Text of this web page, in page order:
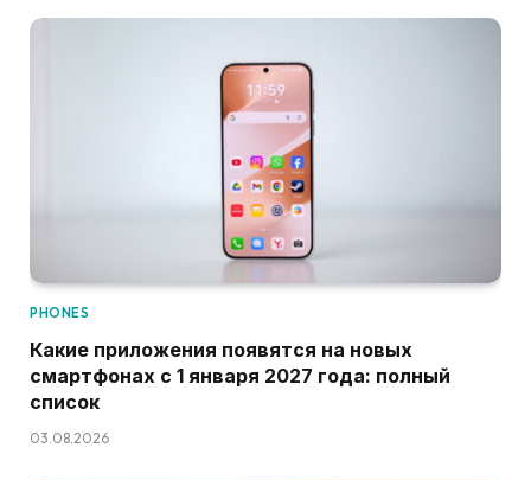
PHONES
Какие приложения появятся на новых
смартфонах с 1 января 2027 года: полный
список
03.08.2026